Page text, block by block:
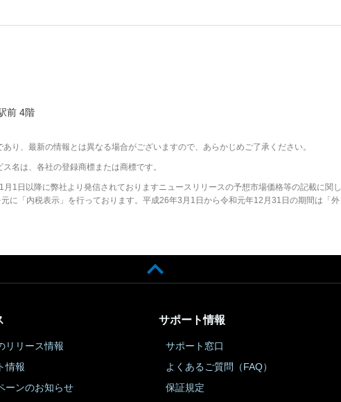
前 4階
り、最新の情報とは異なる場合がございますので、あらかじめご了承ください。
名は、各社の登録商標または商標です。
1日以降に弊社より発信されておりますニュースリリースの予想市場価格等の記載に関し
に「内税表示」を行っております。平成26年3月1日から令和元年12月31日の期間は「外
リリース情報
情報
ーンのお知らせ
サポート情報
サポート窓口
よくあるご質問（FAQ）
保証規定